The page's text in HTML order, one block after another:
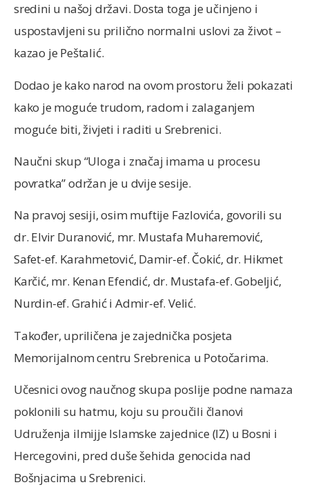
sredini u našoj državi. Dosta toga je učinjeno i
uspostavljeni su prilično normalni uslovi za život –
kazao je Peštalić.
Dodao je kako narod na ovom prostoru želi pokazati
kako je moguće trudom, radom i zalaganjem
moguće biti, živjeti i raditi u Srebrenici.
Naučni skup “Uloga i značaj imama u procesu
povratka” održan je u dvije sesije.
Na pravoj sesiji, osim muftije Fazlovića, govorili su
dr. Elvir Duranović, mr. Mustafa Muharemović,
Safet-ef. Karahmetović, Damir-ef. Čokić, dr. Hikmet
Karčić, mr. Kenan Efendić, dr. Mustafa-ef. Gobeljić,
Nurdin-ef. Grahić i Admir-ef. Velić.
Također, upriličena je zajednička posjeta
Memorijalnom centru Srebrenica u Potočarima.
Učesnici ovog naučnog skupa poslije podne namaza
poklonili su hatmu, koju su proučili članovi
Udruženja ilmijje Islamske zajednice (IZ) u Bosni i
Hercegovini, pred duše šehida genocida nad
Bošnjacima u Srebrenici.